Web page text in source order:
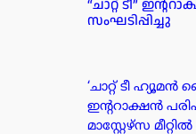
“ചാറ്റ് ടീ”
സംഘടിപ്പിച്ചു
‘ചാറ്റ് ടീ ഹ്യൂമൻ
ഇന്ററാക്ഷൻ
മാസ്റ്റേഴ്സ